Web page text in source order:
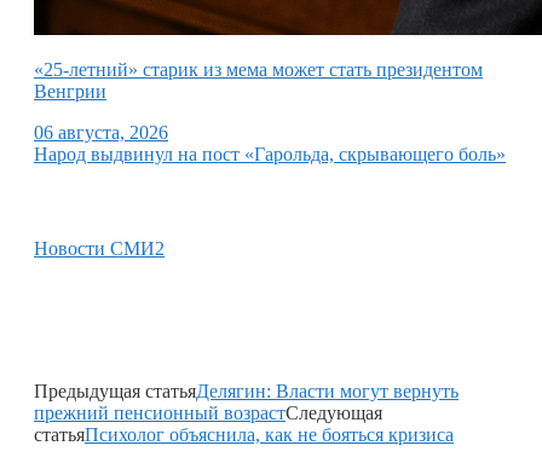
«25-летний» старик из мема может стать президентом
Венгрии
06 августа, 2026
Народ выдвинул на пост «Гарольда, скрывающего боль»
Новости СМИ2
Предыдущая статьяДелягин: Власти могут вернуть
прежний пенсионный возрастСледующая
статьяПсихолог объяснила, как не бояться кризиса